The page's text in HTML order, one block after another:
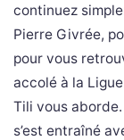
continuez
Pierre Givrée,
pour vous
accolé à la
Tili vous
s’est entraîné